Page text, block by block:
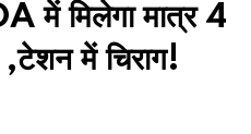
में मिलेगा मात्र 4
में चिराग!